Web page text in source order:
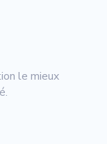
le mieux